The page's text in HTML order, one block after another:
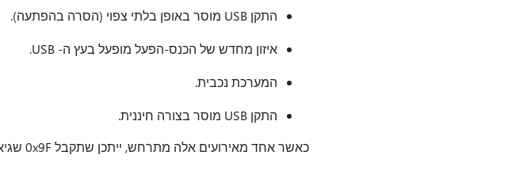
התקן USB מוסר באופן בלתי צפוי (הסרה בהפתעה).
איזון מחדש של הכנס-הפעל מופעל בעץ ה- USB.
המערכת נכבית.
התקן USB מוסר בצורה חיננית.
כאשר אחד מאירועים אלה מתרחש, ייתכן שתקבל 0x9F שגיאת עצירה או 0xFE שגיאת עצירה ב- Usbhub.sys.